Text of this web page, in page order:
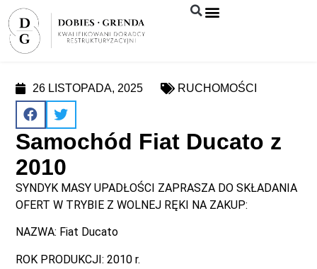
26 LISTOPADA, 2025 RUCHOMOŚCI
Samochód Fiat Ducato z
2010
SYNDYK MASY UPADŁOŚCI ZAPRASZA DO SKŁADANIA
OFERT W TRYBIE Z WOLNEJ RĘKI NA ZAKUP:
NAZWA: Fiat Ducato
ROK PRODUKCJI: 2010 r.